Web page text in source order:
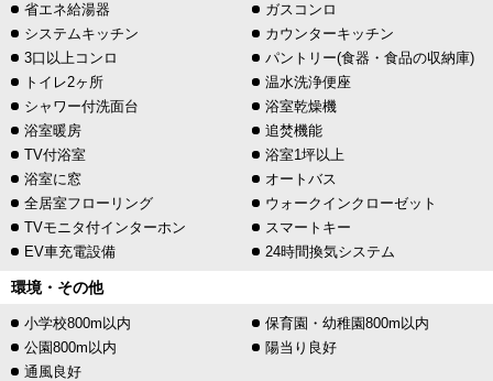
省エネ給湯器
ガスコンロ
システムキッチン
カウンターキッチン
3口以上コンロ
パントリー(食器・食品の収納庫)
トイレ2ヶ所
温水洗浄便座
シャワー付洗面台
浴室乾燥機
浴室暖房
追焚機能
TV付浴室
浴室1坪以上
浴室に窓
オートバス
全居室フローリング
ウォークインクローゼット
TVモニタ付インターホン
スマートキー
EV車充電設備
24時間換気システム
環境・その他
小学校800m以内
保育園・幼稚園800m以内
公園800m以内
陽当り良好
通風良好